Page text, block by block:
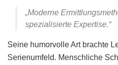
„Moderne
spezialisierte Expertise.“
Seine humorvolle Art brachte
Serienumfeld. Menschliche